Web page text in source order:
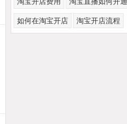
如何在淘宝开店 淘宝开店流程